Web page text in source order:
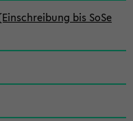
bis SoSe